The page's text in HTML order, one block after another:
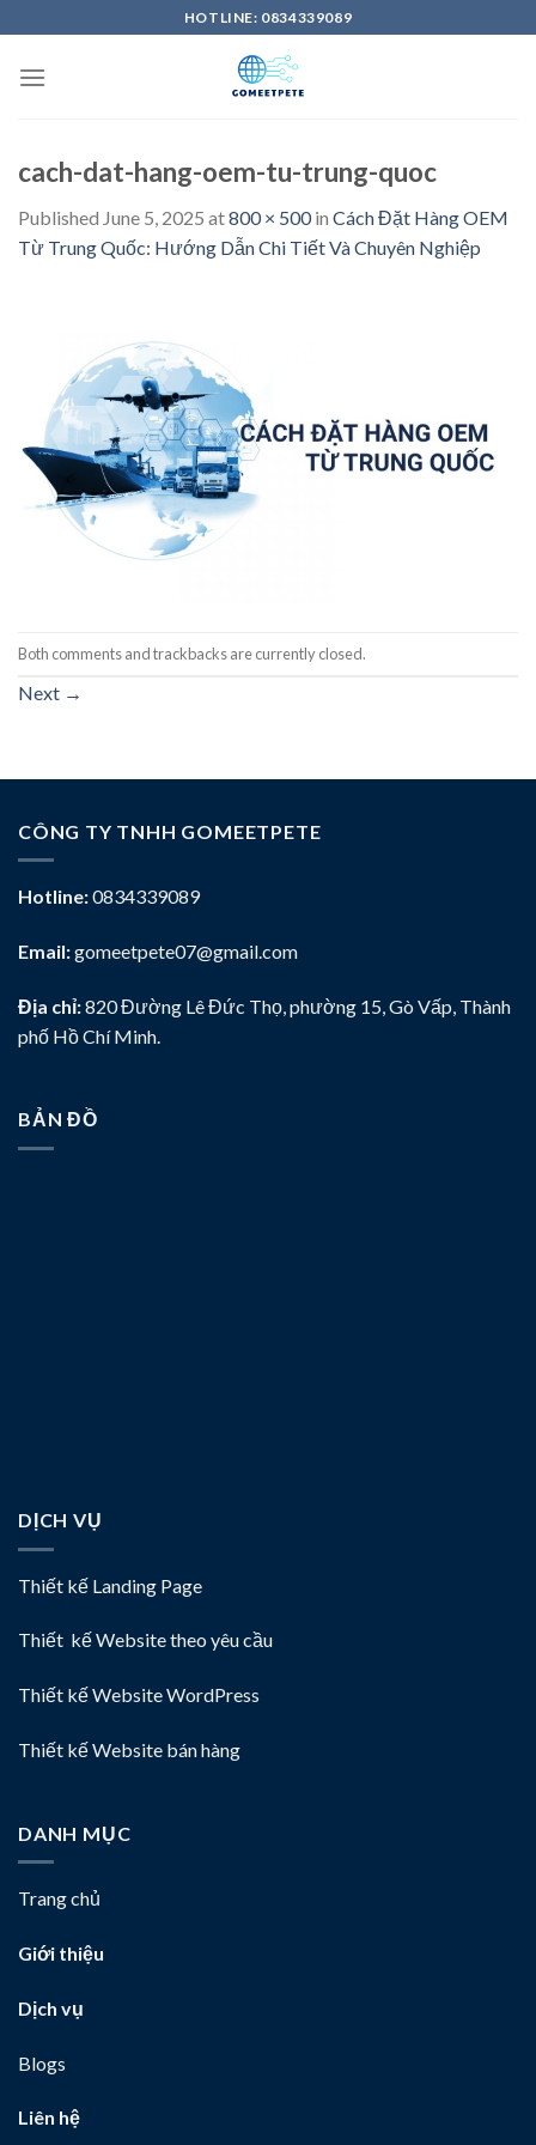
content
HOTLINE: 0834339089
cach-dat-hang-oem-tu-trung-quoc
Published June 5, 2025 at800 × 500in Cách Đặt Hàng OEM
Từ Trung Quốc: Hướng Dẫn Chi Tiết Và Chuyên Nghiệp
Both comments and trackbacks are currently closed.
Next →
CÔNG TY TNHH GOMEETPETE
Hotline:0834339089
Email:gomeetpete07@gmail.com
Địa chỉ:820 Đường Lê Đức Thọ, phường 15, Gò Vấp, Thành
phố Hồ Chí Minh.
BẢN ĐỒ
DỊCH VỤ
Thiết kế Landing Page
Thiết kế Website theo yêu cầu
Thiết kế Website WordPress
Thiết kế Website bán hàng
DANH MỤC
Trang chủ
Giới thiệu
Dịch vụ
Blogs
Liên hệ